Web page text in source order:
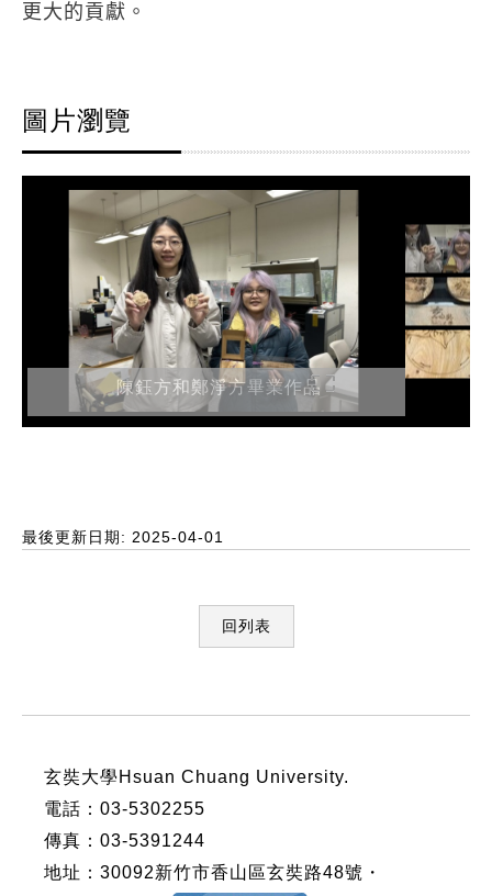
更大的貢獻。
圖片瀏覽
陳鈺方和鄭淨方畢業作品
最後更新日期: 2025-04-01
回列表
玄奘大學Hsuan Chuang University.
電話：03-5302255
傳真：03-5391244
地址：30092新竹市香山區玄奘路48號・